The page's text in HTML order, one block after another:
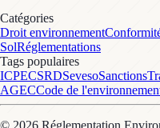
Catégories
Droit environnement
SolRéglementations
Tags populaires
ICPECSRDSevesoSanctions
AGECCode de
© 2026 Réglementation